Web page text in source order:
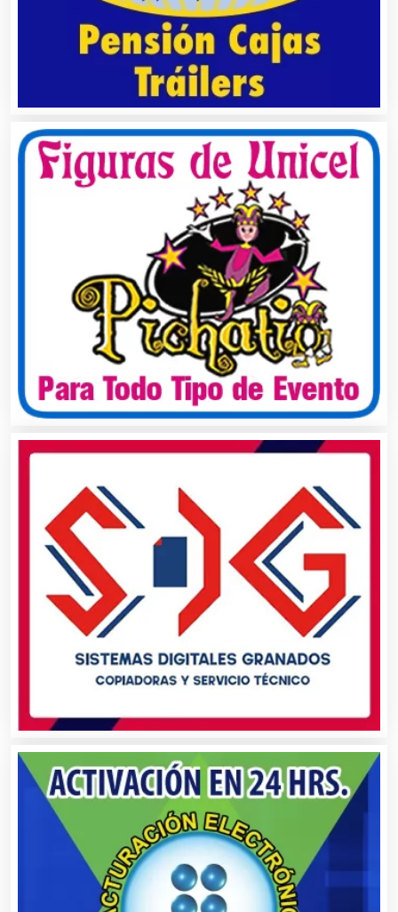
Artículos para Regalos
Artículos Personales
Artículos Publicitarios
Aseguradoras
Asesores Técnicos
Asesoría Fiscal
Asociaciones Civiles
Asociaciones Empresariales
Audio, Sonido e Iluminación
Audios para Eventos
Autobuses
Automatización